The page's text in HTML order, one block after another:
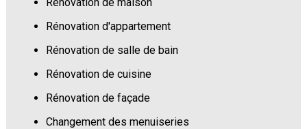
Rénovation d'appartement
Rénovation de salle de bain
Rénovation de cuisine
Rénovation de façade
Changement des menuiseries